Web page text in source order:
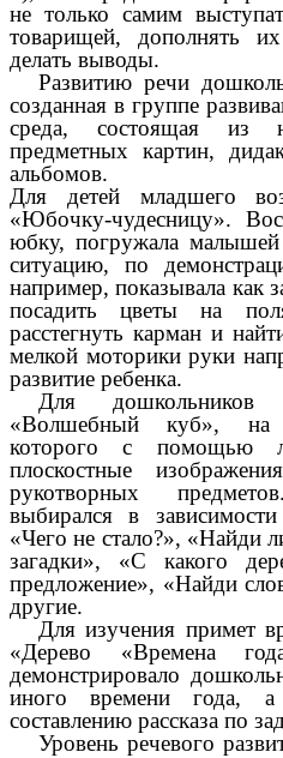
не только самим
товарищей, дополнять
делать выводы.
Развитию речи
созданная в группе
среда, состоящая из
предметных картин,
альбомов.
Для детей младшего
«Юбочку-чудесницу».
юбку, погружала
ситуацию, по
например, показывала как
посадить цветы на
расстегнуть карман и
мелкой моторики руки
развитие ребенка.
Для дошкольников
«Волшебный куб», на
которого с помощью
плоскостные
рукотворных
выбирался в
«Чего не стало?», «Найди
загадки», «С какого
предложение», «Найди
другие.
Для изучения примет
«Дерево «Времена
демонстрировало
иного времени года, а
составлению рассказа по
Уровень речевого